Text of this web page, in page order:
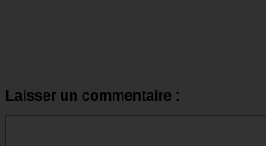
Laisser un commentaire :